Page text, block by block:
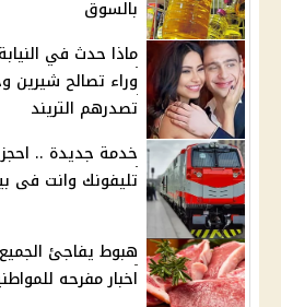
بالسوق
ماذا حدث في
وراء تصالح شيرين
تصدرهم التريند
خدمة جديدة ..
تليفونك وانت فى بيتك
هبوط يفاجئ
اخبار مفرحه